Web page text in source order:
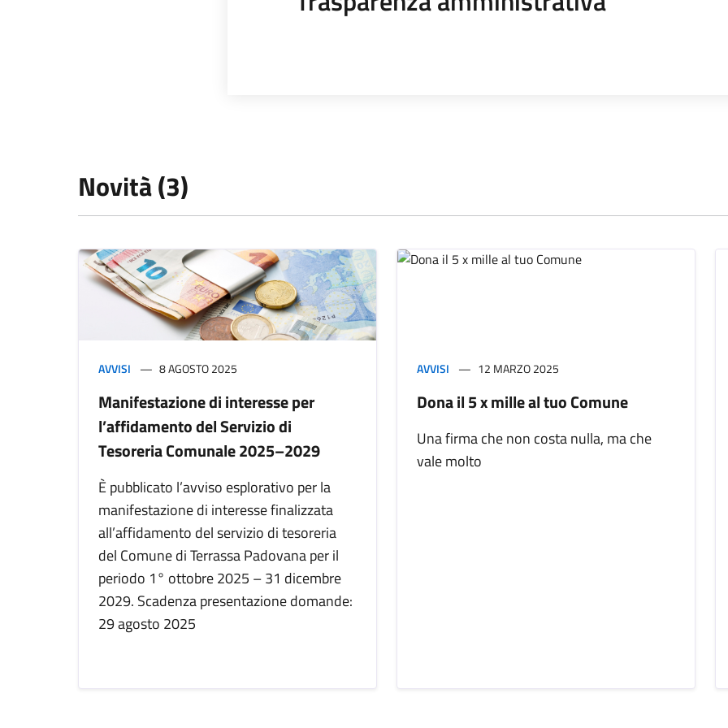
Novità (3)
AVVISI 8 AGOSTO 2025
Manifestazione di interesse per
l’affidamento del Servizio di
Tesoreria Comunale 2025–2029
È pubblicato l’avviso esplorativo per la
manifestazione di interesse finalizzata
all’affidamento del servizio di tesoreria
del Comune di Terrassa Padovana per il
periodo 1° ottobre 2025 – 31 dicembre
2029. Scadenza presentazione domande:
29 agosto 2025
AVVISI 12 MARZO 2025
Dona il 5 x mille al tuo Comune
Una firma che non costa nulla, ma che
vale molto